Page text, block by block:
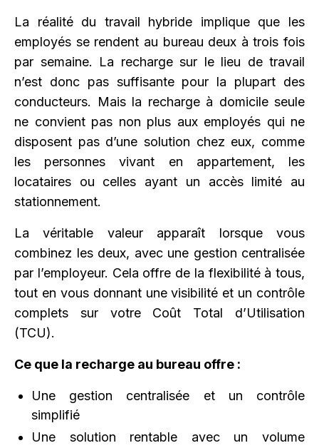
La réalité du travail hybride implique que les
employés se rendent au bureau deux à trois fois
par semaine. La recharge sur le lieu de travail
n’est donc pas suffisante pour la plupart des
conducteurs. Mais la recharge à domicile seule
ne convient pas non plus aux employés qui ne
disposent pas d’une solution chez eux, comme
les personnes vivant en appartement, les
locataires ou celles ayant un accès limité au
stationnement.
La véritable valeur apparaît lorsque vous
combinez les deux, avec une gestion centralisée
par l’employeur. Cela offre de la flexibilité à tous,
tout en vous donnant une visibilité et un contrôle
complets sur votre Coût Total d’Utilisation
(TCU).
Ce que la recharge au bureau offre :
Une gestion centralisée et un contrôle
simplifié
Une solution rentable avec un volume